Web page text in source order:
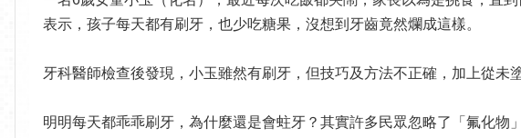
表示，孩子每天都有刷牙，也少吃糖果，沒想到牙齒竟然爛成這樣。
牙科醫師檢查後發現，小玉雖然有刷牙，但技巧及方法不正確，加上從未
明明每天都乖乖刷牙，為什麼還是會蛀牙？其實許多民眾忽略了「氟化